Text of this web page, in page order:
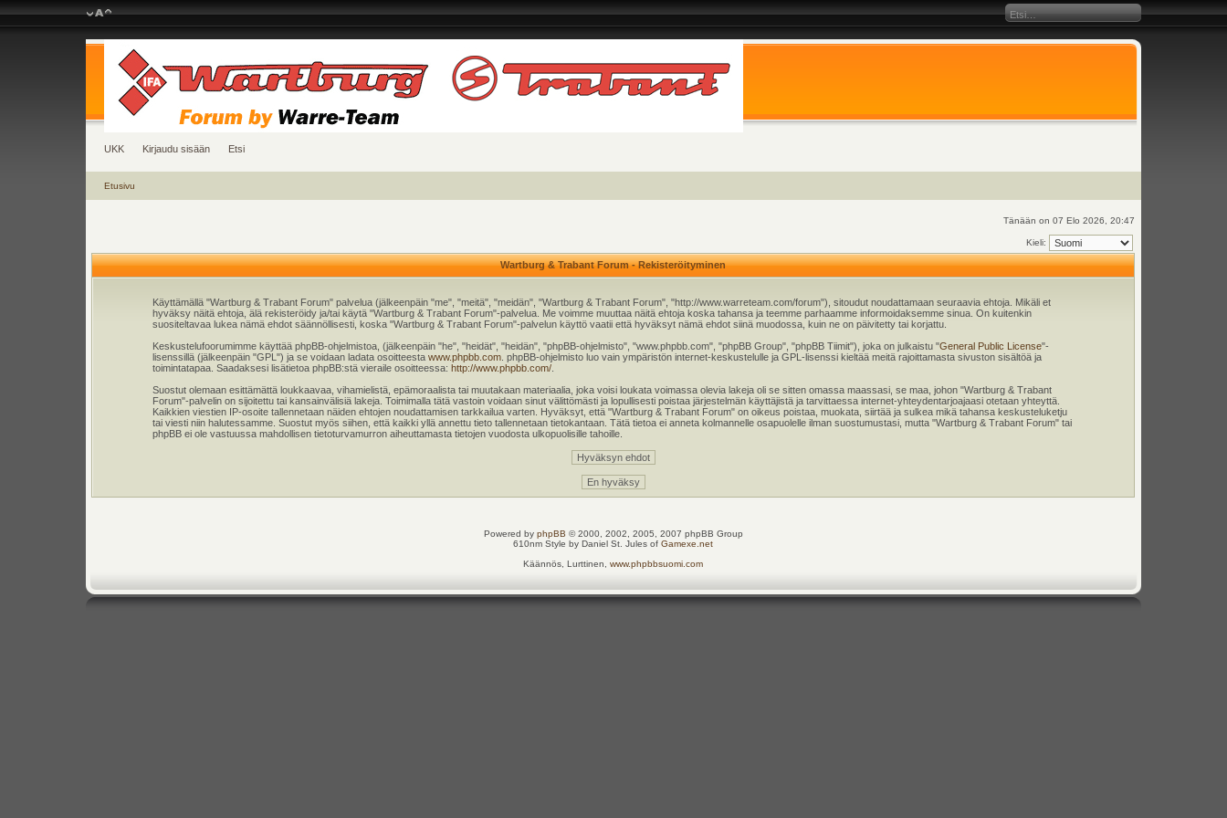
UKK Kirjaudu sisään Etsi
Etusivu
Tänään on 07 Elo 2026, 20:47
Kieli:
Wartburg & Trabant Forum - Rekisteröityminen
Käyttämällä "Wartburg & Trabant Forum" palvelua (jälkeenpäin "me", "meitä", "meidän", "Wartburg & Trabant Forum", "http://www.warreteam.com/forum"), sitoudut noudattamaan seuraavia ehtoja. Mikäli et
hyväksy näitä ehtoja, älä rekisteröidy ja/tai käytä "Wartburg & Trabant Forum"-palvelua. Me voimme muuttaa näitä ehtoja koska tahansa ja teemme parhaamme informoidaksemme sinua. On kuitenkin
suositeltavaa lukea nämä ehdot säännöllisesti, koska "Wartburg & Trabant Forum"-palvelun käyttö vaatii että hyväksyt nämä ehdot siinä muodossa, kuin ne on päivitetty tai korjattu.
Keskustelufoorumimme käyttää phpBB-ohjelmistoa, (jälkeenpäin "he", "heidät", "heidän", "phpBB-ohjelmisto", "www.phpbb.com", "phpBB Group", "phpBB Tiimit"), joka on julkaistu "General Public License"-
lisenssillä (jälkeenpäin "GPL") ja se voidaan ladata osoitteestawww.phpbb.com . phpBB-ohjelmisto luo vain ympäristön internet-keskustelulle ja GPL-lisenssi kieltää meitä rajoittamasta sivuston sisältöä ja
toimintatapaa. Saadaksesi lisätietoa phpBB:stä vieraile osoitteessa:http://www.phpbb.com/
Suostut olemaan esittämättä loukkaavaa, vihamielistä, epämoraalista tai muutakaan materiaalia, joka voisi loukata voimassa olevia lakeja oli se sitten omassa maassasi, se maa, johon "Wartburg & Trabant
Forum"-palvelin on sijoitettu tai kansainvälisiä lakeja. Toimimalla tätä vastoin voidaan sinut välittömästi ja lopullisesti poistaa järjestelmän käyttäjistä ja tarvittaessa internet-yhteydentarjoajaasi otetaan yhteyttä.
Kaikkien viestien IP-osoite tallennetaan näiden ehtojen noudattamisen tarkkailua varten. Hyväksyt, että "Wartburg & Trabant Forum" on oikeus poistaa, muokata, siirtää ja sulkea mikä tahansa keskusteluketju
tai viesti niin halutessamme. Suostut myös siihen, että kaikki yllä annettu tieto tallennetaan tietokantaan. Tätä tietoa ei anneta kolmannelle osapuolelle ilman suostumustasi, mutta "Wartburg & Trabant Forum" tai
phpBB ei ole vastuussa mahdollisen tietoturvamurron aiheuttamasta tietojen vuodosta ulkopuolisille tahoille.
Powered by phpBB © 2000, 2002, 2005, 2007 phpBB Group
610nm Style by Daniel St. Jules ofGamexe.net
Käännös, Lurttinen,www.phpbbsuomi.com